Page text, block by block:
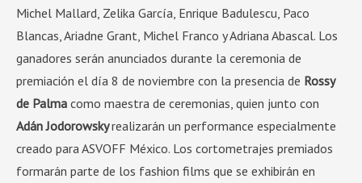
Michel Mallard, Zelika García, Enrique Badulescu, Paco
Blancas, Ariadne Grant, Michel Franco y Adriana Abascal. Los
ganadores serán anunciados durante la ceremonia de
premiación el día 8 de noviembre con la presencia de Rossy
de Palma como maestra de ceremonias, quien junto con
Adán Jodorowskyrealizarán un performance especialmente
creado para ASVOFF México. Los cortometrajes premiados
formarán parte de los fashion films que se exhibirán en